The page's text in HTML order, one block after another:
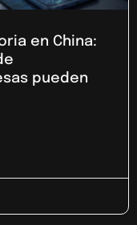
en China:
pueden